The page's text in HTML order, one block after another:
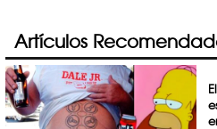
Artículos